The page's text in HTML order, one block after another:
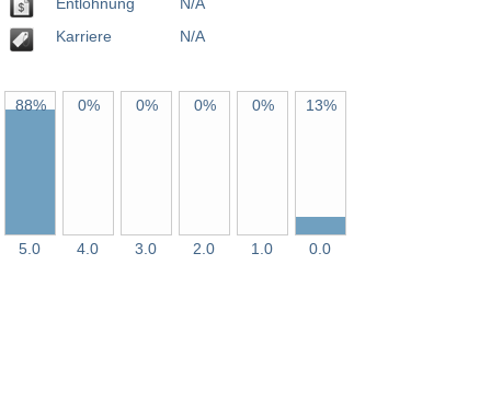
Karriere
N/A
88%
5.0
0%
4.0
0%
3.0
0%
2.0
0%
1.0
13%
0.0